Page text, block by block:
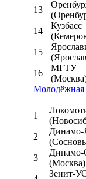
13
14
Кузбасс
15
16
МГТУ
Молодёжная
1
2
3
(Москва)
Зенит-